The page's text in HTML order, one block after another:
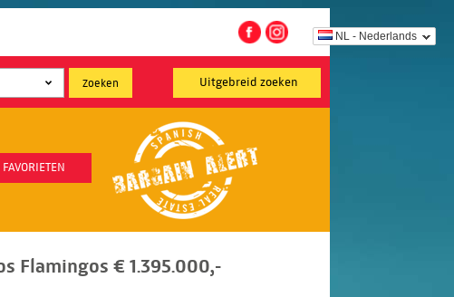
NL - Nederlands
Uitgebreid zoeken
Flamingos € 1.395.000,-